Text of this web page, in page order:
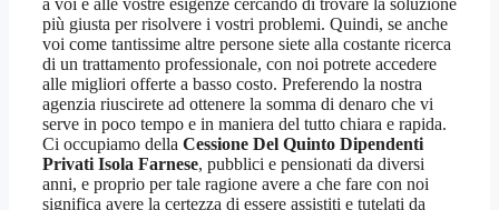
più giusta per risolvere i vostri problemi. Quindi, se anche
voi come tantissime altre persone siete alla costante ricerca
di un trattamento professionale, con noi potrete accedere
alle migliori offerte a basso costo. Preferendo la nostra
agenzia riuscirete ad ottenere la somma di denaro che vi
serve in poco tempo e in maniera del tutto chiara e rapida.
Ci occupiamo della Cessione Del Quinto Dipendenti
Privati Isola Farnese, pubblici e pensionati da diversi
anni, e proprio per tale ragione avere a che fare con noi
significa avere la certezza di essere assistiti e tutelati da